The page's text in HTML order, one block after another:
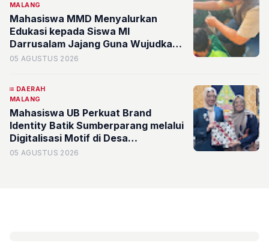
MALANG
Mahasiswa MMD Menyalurkan
Edukasi kepada Siswa MI
Darrusalam Jajang Guna Wujudkan
Kemandirian Pangan Lewat Program
05 AGUSTUS 2026
DAERAH
MALANG
Mahasiswa UB Perkuat Brand
Identity Batik Sumberparang melalui
Digitalisasi Motif di Desa
Sumberporong
05 AGUSTUS 2026